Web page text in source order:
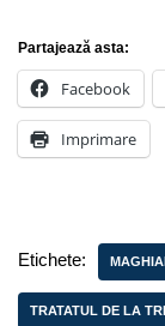
Partajează asta:
Facebook
Imprimare
Etichete:
TRATATUL DE LA